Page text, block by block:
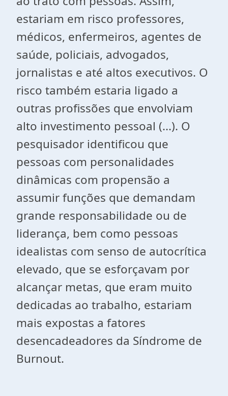
estariam em risco professores,
médicos, enfermeiros, agentes de
saúde, policiais, advogados,
jornalistas e até altos executivos. O
risco também estaria ligado a
outras profissões que envolviam
alto investimento pessoal (...). O
pesquisador identificou que
pessoas com personalidades
dinâmicas com propensão a
assumir funções que demandam
grande responsabilidade ou de
liderança, bem como pessoas
idealistas com senso de autocrítica
elevado, que se esforçavam por
alcançar metas, que eram muito
dedicadas ao trabalho, estariam
mais expostas a fatores
desencadeadores da Síndrome de
Burnout.